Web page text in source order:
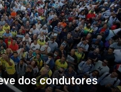
dos condutores